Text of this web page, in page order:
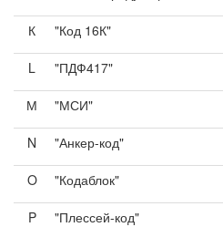
К "Код 16К"
L "ПДФ417"
М "МСИ"
N "Анкер-код"
O "Кодаблок"
P "Плессей-код"